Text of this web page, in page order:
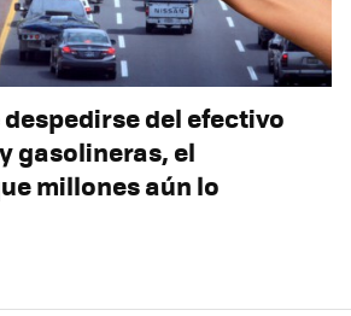
del efectivo
gasolineras, el
millones aún lo